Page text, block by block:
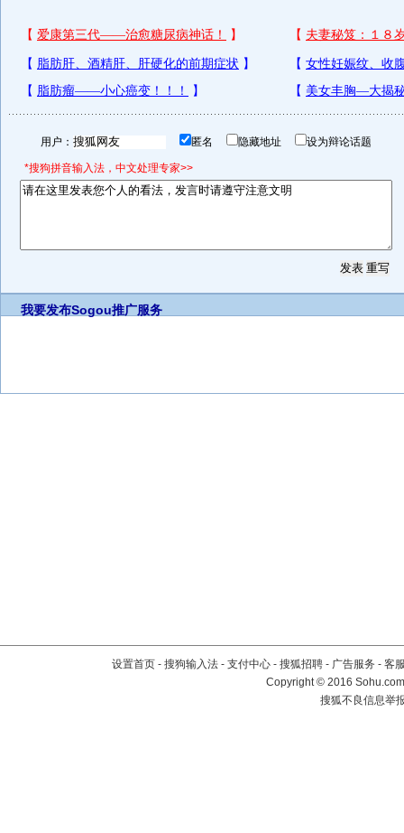
用户： 匿名 隐藏地址 设为辩论话题
*搜狗拼音输入法，中文处理专家>>
我要发布Sogou推广服务
设置首页 - 搜狗输入法 - 支付中心 - 搜狐招聘 - 广告服务 - 客
Copyright©2016
搜狐不良信息举